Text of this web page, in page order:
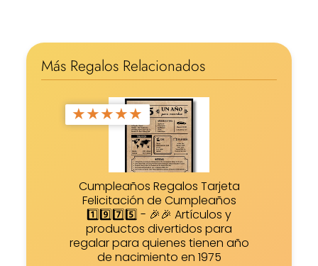
Más Regalos Relacionados
★★★★★
Cumpleaños Regalos Tarjeta
Felicitación de Cumpleaños
1️⃣9️⃣7️⃣5️⃣ - 🎉🎉 Artículos y
productos divertidos para
regalar para quienes tienen año
de nacimiento en 1975